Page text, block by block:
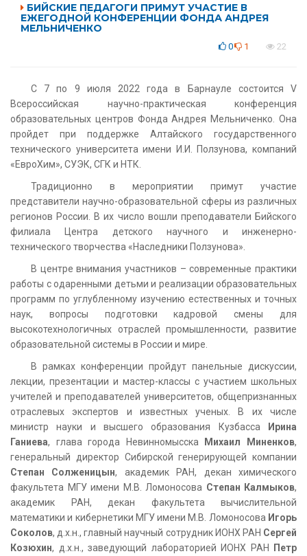
БИЙСКИЕ ПЕДАГОГИ ПРИМУТ УЧАСТИЕ В
ЕЖЕГОДНОЙ КОНФЕРЕНЦИИ ФОНДА АНДРЕЯ
МЕЛЬНИЧЕНКО
0 1 22
С 7 по 9 июля 2022 года в Барнауле состоится V
Всероссийская научно-практическая конференция
образовательных центров Фонда Андрея Мельниченко. Она
пройдет при поддержке Алтайского государственного
технического университета имени И.И. Ползунова, компаний
«ЕвроХим», СУЭК, СГК и НТК.
Традиционно в мероприятии примут участие
представители научно-образовательной сферы из различных
регионов России. В их число вошли преподаватели Бийского
филиала Центра детского научного и инженерно-
технического творчества «Наследники Ползунова».
В центре внимания участников – современные практики
работы с одаренными детьми и реализации образовательных
программ по углубленному изучению естественных и точных
наук, вопросы подготовки кадровой смены для
высокотехнологичных отраслей промышленности, развитие
образовательной системы в России и мире.
В рамках конференции пройдут панельные дискуссии,
лекции, презентации и мастер-классы с участием школьных
учителей и преподавателей университетов, общепризнанных
отраслевых экспертов и известных ученых. В их числе
министр науки и высшего образования Кузбасса
Ирина
Ганиева, глава города Невинномысска Михаил Миненков,
генеральный директор Сибирской генерирующей компании
Степан Солженицын, академик РАН, декан химического
факультета МГУ имени М.В. Ломоносова Степан Калмыков,
академик РАН, декан факультета вычислительной
математики и кибернетики МГУ имени М.В. Ломоносова Игорь
Соколов, д.х.н., главный научный сотрудник ИОНХ РАН Сергей
Козюхин, д.х.н., заведующий лабораторией ИОНХ РАН
Петр